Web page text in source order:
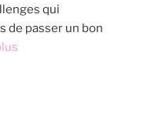
qui
de passer un bon